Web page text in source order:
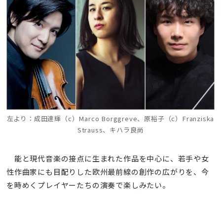
左より： 成田達輝（c）Marco Borggreve、 原裕子（c）Franziska
Strauss、 キハラ良尚
能と現代音楽の接点に生まれた作品を中心に、若手や女
性作曲家にも目配りした欧州最前線の創作の広がりを、今
を時めくプレイヤーたちの演奏で楽しみたい。